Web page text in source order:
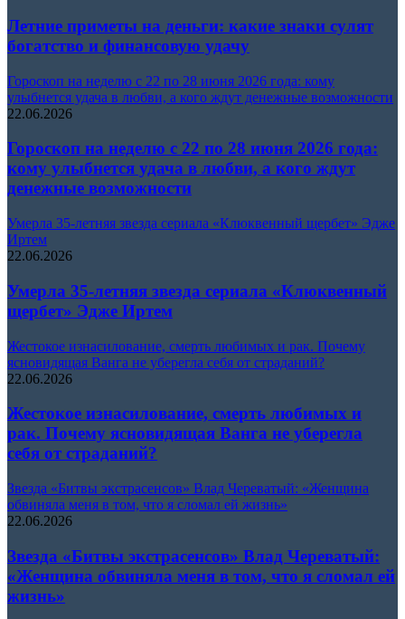
Летние приметы на деньги: какие знаки сулят
богатство и финансовую удачу
Гороскоп на неделю с 22 по 28 июня 2026 года: кому
улыбнется удача в любви, а кого ждут денежные возможности
22.06.2026
Гороскоп на неделю с 22 по 28 июня 2026 года:
кому улыбнется удача в любви, а кого ждут
денежные возможности
Умерла 35-летняя звезда сериала «Клюквенный щербет» Эдже
Иртем
22.06.2026
Умерла 35-летняя звезда сериала «Клюквенный
щербет» Эдже Иртем
Жестокое изнасилование, смерть любимых и рак. Почему
ясновидящая Ванга не уберегла себя от страданий?
22.06.2026
Жестокое изнасилование, смерть любимых и
рак. Почему ясновидящая Ванга не уберегла
себя от страданий?
Звезда «Битвы экстрасенсов» Влад Череватый: «Женщина
обвиняла меня в том, что я сломал ей жизнь»
22.06.2026
Звезда «Битвы экстрасенсов» Влад Череватый:
«Женщина обвиняла меня в том, что я сломал ей
жизнь»